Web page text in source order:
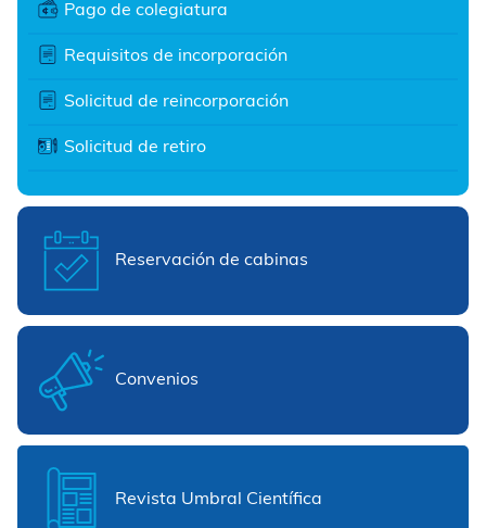
Pago de colegiatura
Requisitos de incorporación
Solicitud de reincorporación
Solicitud de retiro
Reservación de cabinas
Convenios
Revista Umbral Científica